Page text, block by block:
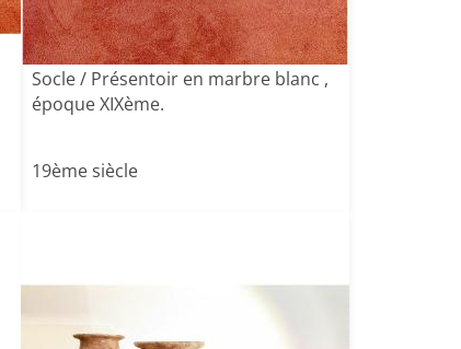
Socle / Présentoir en marbre blanc ,
époque XIXème.
19ème siècle